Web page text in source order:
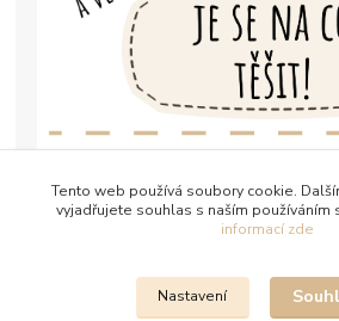
Tento web používá soubory cookie.
vyjadřujete souhlas s naším používáním
informací zde
Nastavení